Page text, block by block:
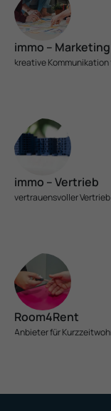
immo –
kreative
immo – Vertrieb
vertrauens­voller
Room4Rent
Anbieter für